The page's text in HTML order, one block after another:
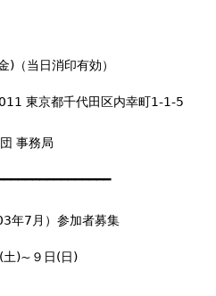
（当日消印有効）
東京都千代田区内幸町1-1-5
事務局
年7月）参加者募集
土)~９日(日)